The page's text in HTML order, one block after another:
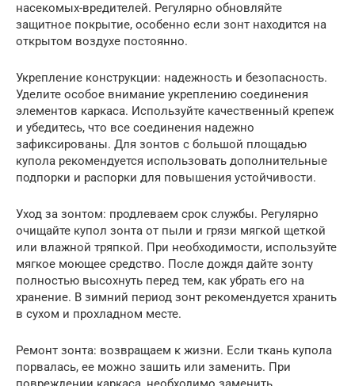
насекомых-вредителей. Регулярно обновляйте
защитное покрытие, особенно если зонт находится на
открытом воздухе постоянно.
Укрепление конструкции: надежность и безопасность.
Уделите особое внимание укреплению соединения
элементов каркаса. Используйте качественный крепеж
и убедитесь, что все соединения надежно
зафиксированы. Для зонтов с большой площадью
купола рекомендуется использовать дополнительные
подпорки и распорки для повышения устойчивости.
Уход за зонтом: продлеваем срок службы. Регулярно
очищайте купол зонта от пыли и грязи мягкой щеткой
или влажной тряпкой. При необходимости, используйте
мягкое моющее средство. После дождя дайте зонту
полностью высохнуть перед тем, как убрать его на
хранение. В зимний период зонт рекомендуется хранить
в сухом и прохладном месте.
Ремонт зонта: возвращаем к жизни. Если ткань купола
порвалась, ее можно зашить или заменить. При